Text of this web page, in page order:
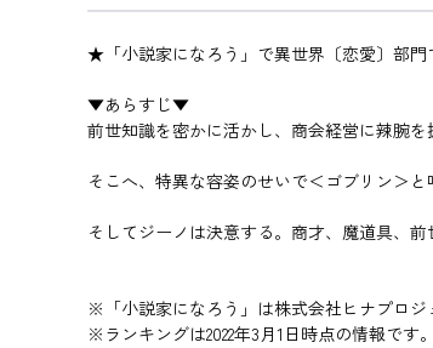
★「小説家になろう」で異世界〔恋愛〕部門
▼あらすじ▼
前世知識を密かに活かし、商会経営に辣腕
そこへ、特異な容姿のせいで＜ゴブリン＞
そしてジーノは決意する。商才、魔道具、
※「小説家になろう」は株式会社ヒナプロジ
※ランキングは2022年3月1日時点の情報です。